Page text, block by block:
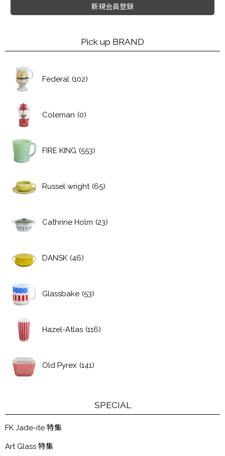
新規会員登録
Pick up BRAND
Federal (102)
Coleman (0)
FIRE KING (553)
Russel wright (65)
Cathrine Holm (23)
DANSK (46)
Glassbake (53)
Hazel-Atlas (116)
Old Pyrex (141)
SPECIAL
FK Jade-ite 特集
Art Glass 特集